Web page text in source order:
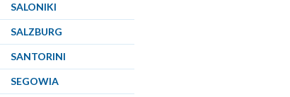
SALONIKI
SALZBURG
SANTORINI
SEGOWIA